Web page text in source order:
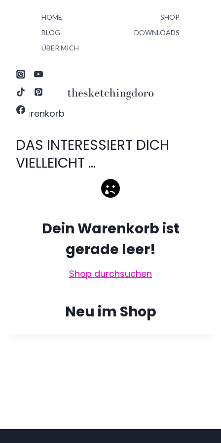
HOME
SHOP
BLOG
DOWNLOADS
ÜBER MICH
Warenkorb
DAS INTERESSIERT DICH
VIELLEICHT …
Dein Warenkorb ist
gerade leer!
Shop durchsuchen
Neu im Shop